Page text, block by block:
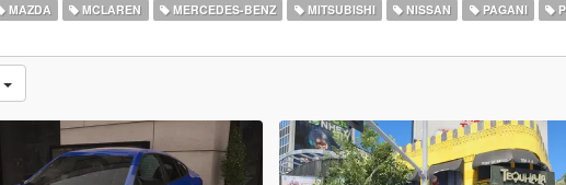
MAZDA MCLAREN MERCEDES-BENZ MITSUBISHI NISSAN PAGANI